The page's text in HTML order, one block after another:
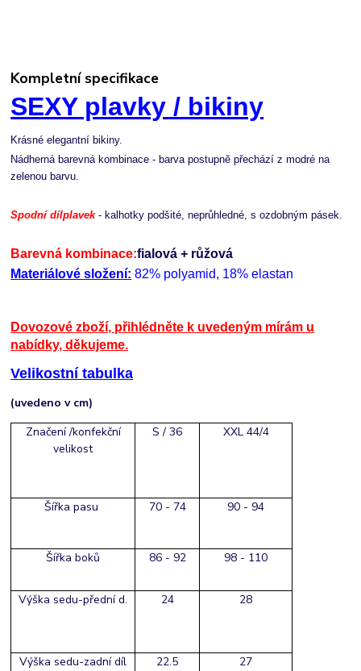
Kompletní specifikace
SEXY plavky / bikiny
Krásné elegantní bikiny.
Nádherná barevná kombinace - barva postupně přechází z modré na
zelenou barvu.
Spodní dílplavek- kalhotky podšité, neprůhledné, s ozdobným pásek.
Barevná kombinace:fialová + růžová
Materiálové složení: 82% polyamid, 18% elastan
Dovozové zboží, přihlédněte k uvedeným mírám u
nabídky, děkujeme.
Velikostní tabulka
(uvedeno v cm)
Značení /konfekční
velikost
S / 36 XXL 44/4
Šířka pasu 70 - 74 90 - 94
Šířka boků 86 - 92 98 - 110
Výška sedu-přední d. 24 28
Výška sedu-zadní díl 22.5 27